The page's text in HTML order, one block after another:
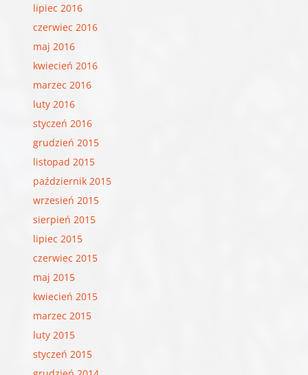
lipiec 2016
czerwiec 2016
maj 2016
kwiecień 2016
marzec 2016
luty 2016
styczeń 2016
grudzień 2015
listopad 2015
październik 2015
wrzesień 2015
sierpień 2015
lipiec 2015
czerwiec 2015
maj 2015
kwiecień 2015
marzec 2015
luty 2015
styczeń 2015